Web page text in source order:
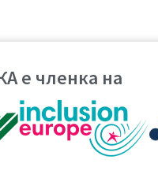
е членка на